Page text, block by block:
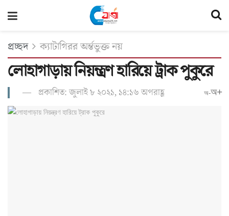
প্রচ্ছদ ক্যাটাগিরর অর্ন্তভুক্ত নয়
লোহাগাড়ায় নিয়ন্ত্রণ হারিয়ে ট্রাক পুকুরে
প্রকাশিত: জুলাই ৮ ২০২১, ১৪:১৬ অপরাহ্ণ অ-অ+